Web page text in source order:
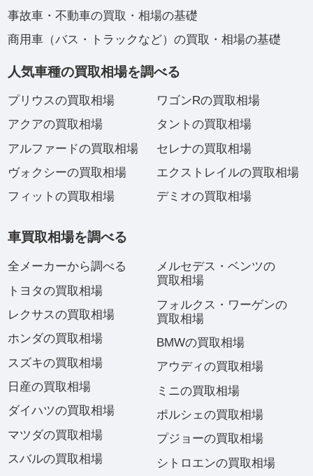
事故車・不動車の買取・相場の基礎
商用車（バス・トラックなど）の買取・相場の基礎
人気車種の買取相場を調べる
プリウスの買取相場
アクアの買取相場
アルファードの買取相場
ヴォクシーの買取相場
フィットの買取相場
ワゴンRの買取相場
タントの買取相場
セレナの買取相場
エクストレイルの買取相場
デミオの買取相場
車買取相場を調べる
全メーカーから調べる
トヨタの買取相場
レクサスの買取相場
ホンダの買取相場
スズキの買取相場
日産の買取相場
ダイハツの買取相場
マツダの買取相場
スバルの買取相場
メルセデス・ベンツの
買取相場
フォルクス・ワーゲンの
買取相場
BMWの買取相場
アウディの買取相場
ミニの買取相場
ポルシェの買取相場
プジョーの買取相場
シトロエンの買取相場